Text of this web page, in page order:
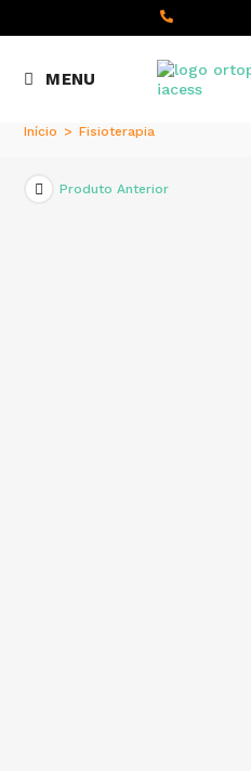
Chamada para a
MENU
Início > Fisioterapia
Produto Anterior